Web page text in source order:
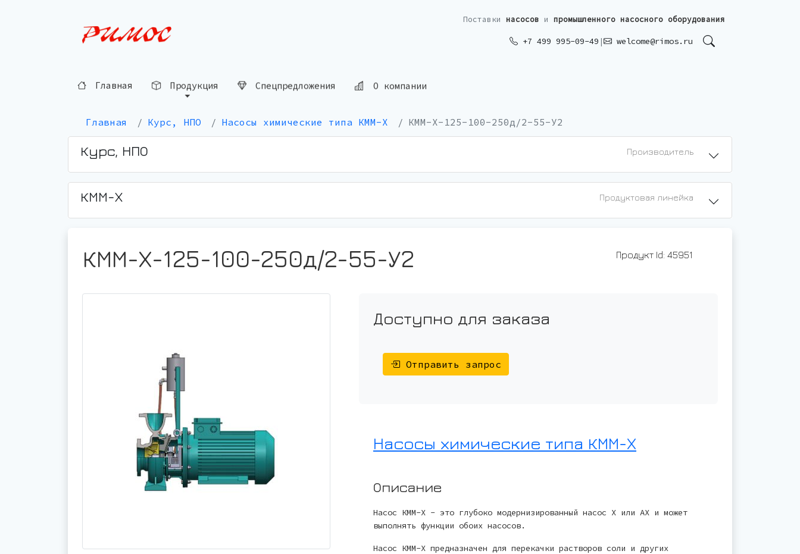
Поставки насосов и промышленного насосного оборудования
+7 499 995-09-49 | welcome@rimos.ru
Главная Продукция Спецпредложения О компании
Главная Курс, НПО Насосы химические типа КММ-Х КММ-Х-125-100-250д/2-55-У2
Курс, НПО Производитель
КММ-Х Продуктовая линейка
КММ-Х-125-100-250д/2-55-У2 Продукт Id: 45951
Доступно для заказа
Отправить запрос
Насосы химические типа КММ-Х
Описание
Насос КММ-Х - это глубоко модернизированный насос Х или АХ и может
выполнять функции обоих насосов.
Насос КММ-Х предназначен для перекачки растворов соли и других